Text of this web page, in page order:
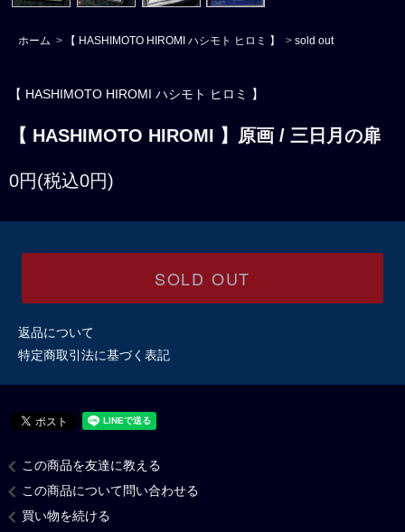
ホーム > 【 HASHIMOTO HIROMI ハシモト ヒロミ 】 > sold out
【 HASHIMOTO HIROMI ハシモト ヒロミ 】
【 HASHIMOTO HIROMI 】原画 / 三日月の扉
0円(税込0円)
SOLD OUT
返品について
特定商取引法に基づく表記
この商品を友達に教える
この商品について問い合わせる
買い物を続ける